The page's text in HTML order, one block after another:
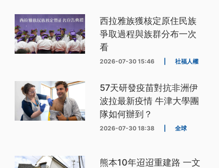
西拉雅族獲核定原住民族
爭取過程與族群分布一次
看
2026-07-30 15:46 社福人權
57天研發疫苗對抗非洲伊
波拉最新疫情 牛津大學團
隊如何辦到？
2026-07-30 18:38 全球
熊本10年迢迢重建路 一文